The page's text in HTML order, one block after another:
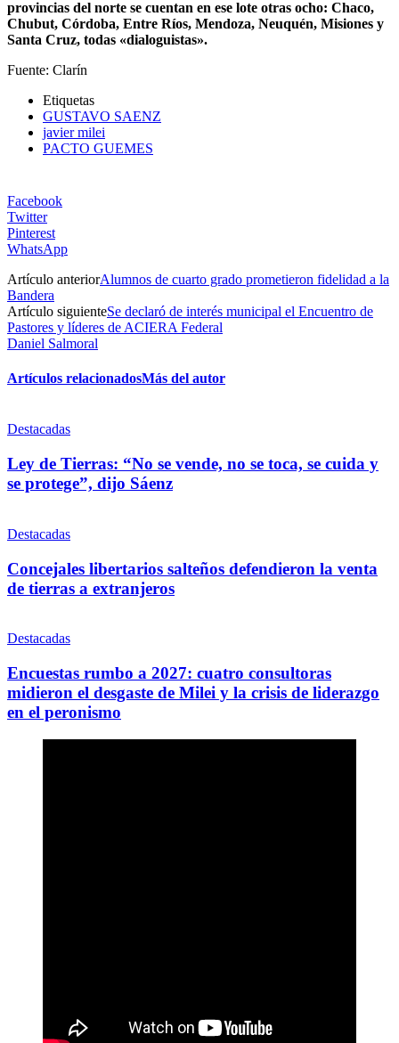
provincias del norte se cuentan en ese lote otras ocho: Chaco,
Chubut, Córdoba, Entre Ríos, Mendoza, Neuquén, Misiones y
Santa Cruz, todas «dialoguistas».
Fuente: Clarín
Etiquetas
GUSTAVO SAENZ
javier milei
PACTO GUEMES
Facebook
Twitter
Pinterest
WhatsApp
Artículo anteriorAlumnos de cuarto grado prometieron fidelidad a la
Bandera
Artículo siguienteSe declaró de interés municipal el Encuentro de
Pastores y líderes de ACIERA Federal
Daniel Salmoral
Artículos relacionadosMás del autor
Destacadas
Ley de Tierras: “No se vende, no se toca, se cuida y
se protege”, dijo Sáenz
Destacadas
Concejales libertarios salteños defendieron la venta
de tierras a extranjeros
Destacadas
Encuestas rumbo a 2027: cuatro consultoras
midieron el desgaste de Milei y la crisis de liderazgo
en el peronismo